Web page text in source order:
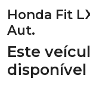
Honda Fit
Aut.
Este
disponível